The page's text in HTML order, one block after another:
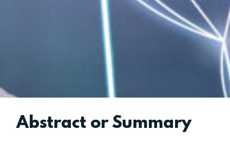
Abstract or Summary